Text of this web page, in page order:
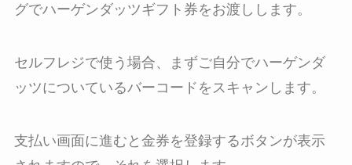
グでハーゲンダッツギフト券をお渡しします。
セルフレジで使う場合、まずご自分でハーゲンダ
ッツについているバーコードをスキャンします。
支払い画面に進むと金券を登録するボタンが表示